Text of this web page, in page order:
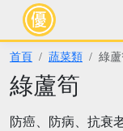
首頁 蔬菜類 綠蘆
綠蘆筍
防癌、防病、抗衰